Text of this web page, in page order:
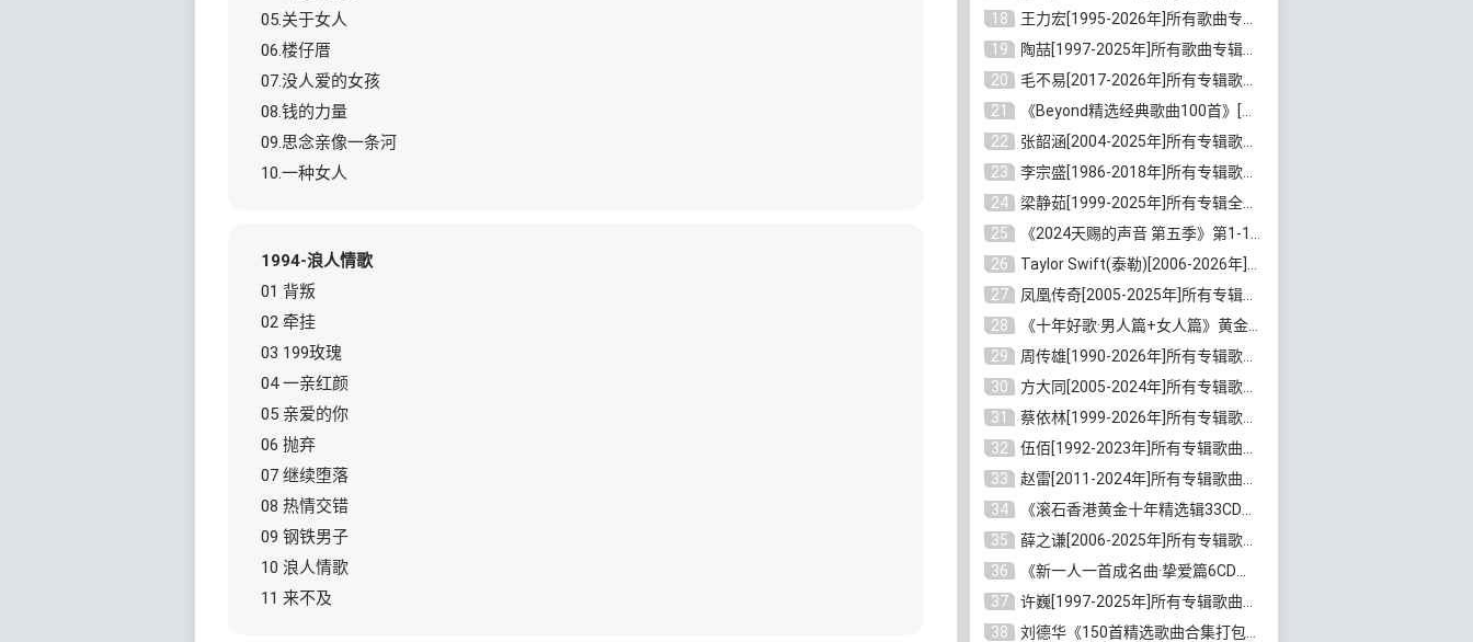
05.关于女人
06.楼仔厝
07.没人爱的女孩
08.钱的力量
09.思念亲像一条河
10.一种女人
1994-浪人情歌
01 背叛
02 牵挂
03 199玫瑰
04 一亲红颜
05 亲爱的你
06 抛弃
07 继续堕落
08 热情交错
09 钢铁男子
10 浪人情歌
11 来不及
18
王力宏[1995-2026年]所有歌曲专辑合集[无损FLAC/MP3/14.41GB]百度云网盘下载
19
陶喆[1997-2025年]所有歌曲专辑合集[无损FLAC/MP3/7.75GB]百度云网盘下载
20
毛不易[2017-2026年]所有专辑歌曲合集[无损FLAC/MP3/5.72GB]百度云网盘下载
21
《Beyond精选经典歌曲100首》[无损FLAC/MP3/3.85GB]百度云网盘下载
22
张韶涵[2004-2025年]所有专辑歌曲合集 [无损MP3/FLAC/7.5GB]百度云网盘下载
23
李宗盛[1986-2018年]所有专辑歌曲合集打包[无损FLAC/MP3/8.82GB]百度云网盘下载
24
梁静茹[1999-2025年]所有专辑全部歌曲打包[无损FLAC/MP3/10.71GB]百度云网盘下载
25
《2024天赐的声音 第五季》第1-12期歌曲[无损FLAC/MP3]百度云网盘下载
26
Taylor Swift(泰勒)[2006-2026年]所有歌曲合集打包[无损FLAC/MP3/23.78GB]百度云网盘下载
27
凤凰传奇[2005-2025年]所有专辑歌曲合集[无损WAV/FLAC+MP3/11.62GB]百度云网盘下载
28
《十年好歌·男人篇+女人篇》黄金国语珍藏6CD[无损WAV/MP3/4.09GB]百度云网盘下载
29
周传雄[1990-2026年]所有专辑歌曲全集[无损FLAC/MP3/10GB]百度云网盘下载
30
方大同[2005-2024年]所有专辑歌曲合集[高品质MP3+无损FLAC/7.59GB]百度云网盘下载
31
蔡依林[1999-2026年]所有专辑歌曲合集[无损FLAC/MP3/23.32GB]百度云网盘下载
32
伍佰[1992-2023年]所有专辑歌曲合集[高品质MP3/320K/3.92GB]百度云网盘下载
33
赵雷[2011-2024年]所有专辑歌曲打包[无损FLAC/MP3/2.64GB]百度云网盘下载
34
《滚石香港黄金十年精选辑33CD》[无损APE/WAV分轨/13.6GB]百度云网盘下载
35
薛之谦[2006-2025年]所有专辑歌曲合集[无损FLAC/MP3/5.20GB]百度云网盘下载
36
《新一人一首成名曲·挚爱篇6CD》[无损MP3/DTS/WAV分轨/4.43GB]百度云网盘下载
37
许巍[1997-2025年]所有专辑歌曲合集打包[无损FLAC/MP3/7.48GB]百度云网盘下载
38
刘德华《150首精选歌曲合集打包》[无损FLAC/MP3/5.26GB]百度云网盘下载